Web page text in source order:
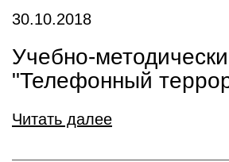
30.10.2018
Учебно-
"Телефонный
Читать далее